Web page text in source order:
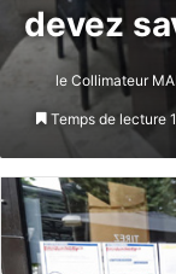
devez
le Collimateur
Temps de lecture